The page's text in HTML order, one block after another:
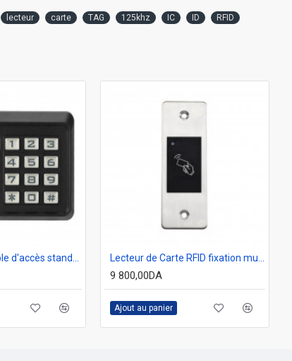
lecteur carte TAG 125khz IC ID
RFID
9 800,00DA
Ajout au panier